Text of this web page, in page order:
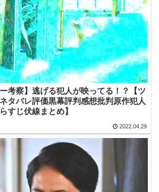
考察】逃げる犯人が映ってる！？【ツ
タバレ評価黒幕評判感想批判原作犯人
すじ伏線まとめ】
2022.04.29